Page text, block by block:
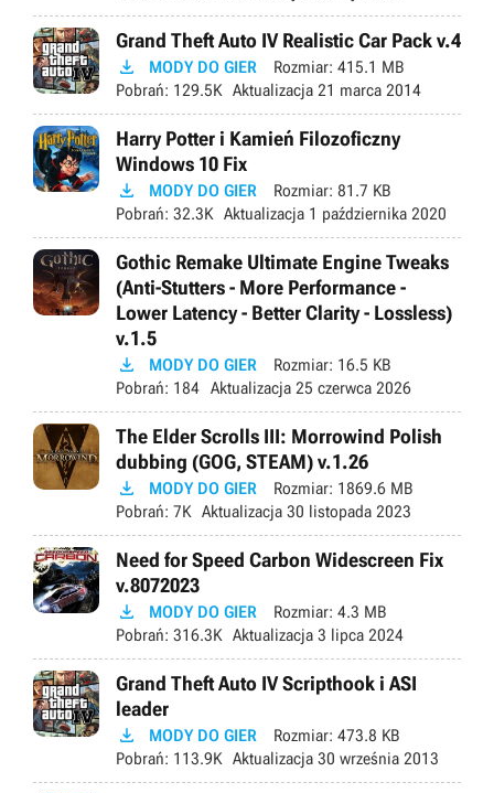
Grand Theft Auto IV Realistic Car Pack v.4
 MODY DO GIER Rozmiar: 415.1 MB
Pobrań: 129.5K Aktualizacja 21 marca 2014
Harry Potter i Kamień Filozoficzny
Windows 10 Fix
 MODY DO GIER Rozmiar: 81.7 KB
Pobrań: 32.3K Aktualizacja 1 października 2020
Gothic Remake Ultimate Engine Tweaks
(Anti-Stutters - More Performance -
Lower Latency - Better Clarity - Lossless)
v.1.5
 MODY DO GIER Rozmiar: 16.5 KB
Pobrań: 184 Aktualizacja 25 czerwca 2026
The Elder Scrolls III: Morrowind Polish
dubbing (GOG, STEAM) v.1.26
 MODY DO GIER Rozmiar: 1869.6 MB
Pobrań: 7K Aktualizacja 30 listopada 2023
Need for Speed Carbon Widescreen Fix
v.8072023
 MODY DO GIER Rozmiar: 4.3 MB
Pobrań: 316.3K Aktualizacja 3 lipca 2024
Grand Theft Auto IV Scripthook i ASI
leader
 MODY DO GIER Rozmiar: 473.8 KB
Pobrań: 113.9K Aktualizacja 30 września 2013